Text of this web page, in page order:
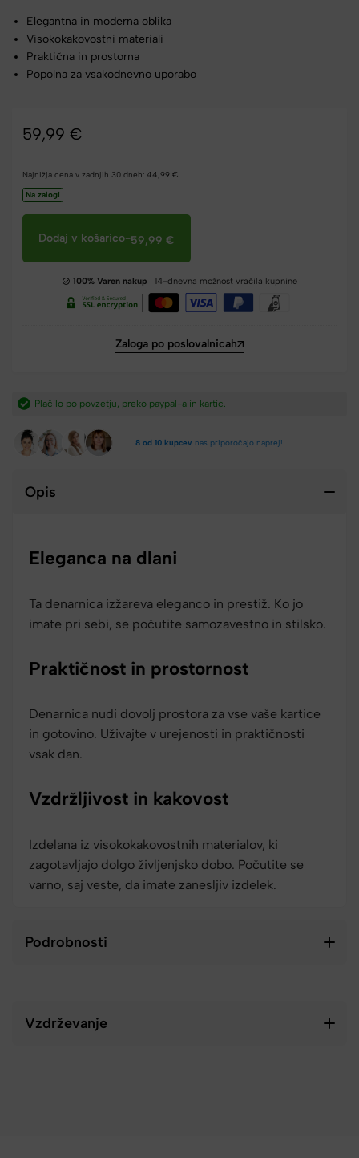
Elegantna in moderna oblika
Visokokakovostni materiali
Praktična in prostorna
Popolna za vsakodnevno uporabo
59,99 €
Najnižja cena v zadnjih 30 dneh: 44,99 €
Na zalogi
Dodaj v košarico-59,99 €
100% Varen nakup | 14-dnevna možnost vračila kupnine
Zaloga po poslovalnicah
a in kartic.​ Hitra dostava iz Slovenije v 2-4 dneh.​
8 od 10 kupcev nas priporočajo naprej!
Opis
Eleganca na dlani
Ta denarnica izžareva eleganco in prestiž. Ko jo
imate pri sebi, se počutite samozavestno in stilsko.
Praktičnost in prostornost
Denarnica nudi dovolj prostora za vse vaše kartice
in gotovino. Uživajte v urejenosti in praktičnosti
vsak dan.
Vzdržljivost in kakovost
Izdelana iz visokokakovostnih materialov, ki
zagotavljajo dolgo življenjsko dobo. Počutite se
varno, saj veste, da imate zanesljiv izdelek.
Podrobnosti
Vzdrževanje